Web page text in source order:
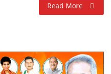
Read More